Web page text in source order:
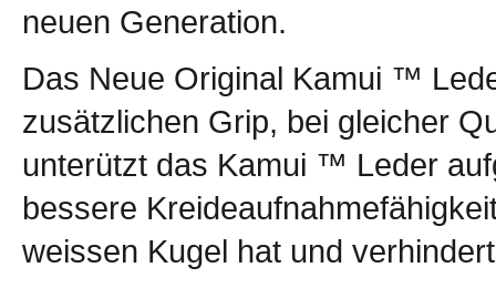
neuen Generation.
Das Neue Original Kamui ™
zusätzlichen Grip, bei gleicher
unterützt das Kamui ™ Leder
bessere
weissen Kugel hat und